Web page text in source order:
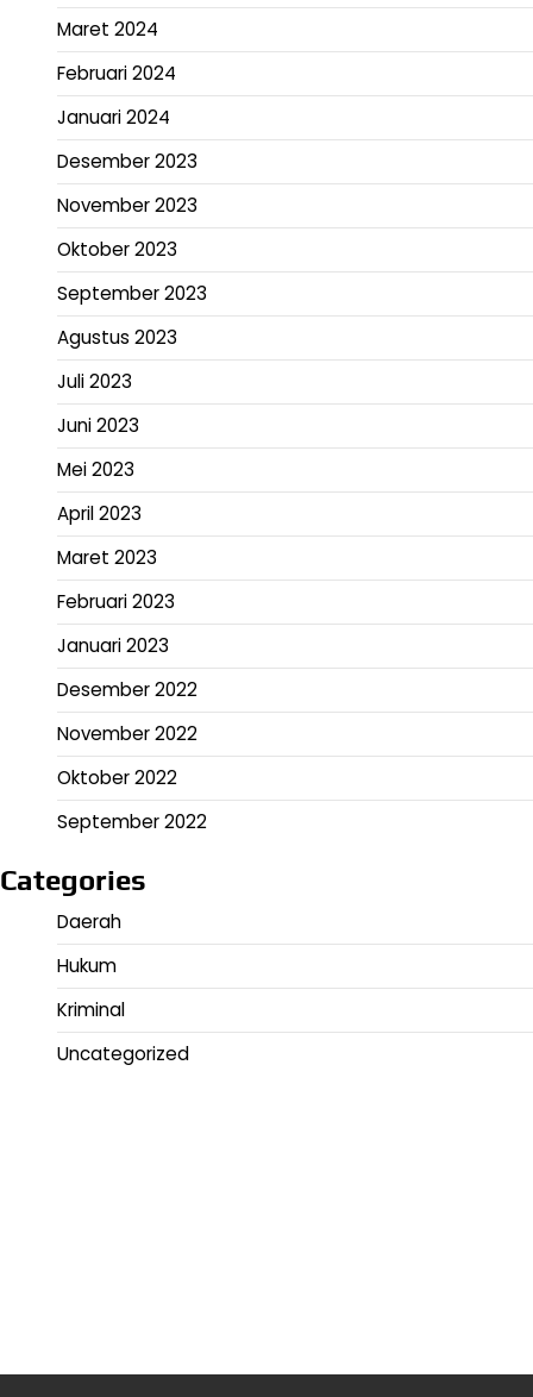
Maret 2024
Februari 2024
Januari 2024
Desember 2023
November 2023
Oktober 2023
September 2023
Agustus 2023
Juli 2023
Juni 2023
Mei 2023
April 2023
Maret 2023
Februari 2023
Januari 2023
Desember 2022
November 2022
Oktober 2022
September 2022
Categories
Daerah
Hukum
Kriminal
Uncategorized